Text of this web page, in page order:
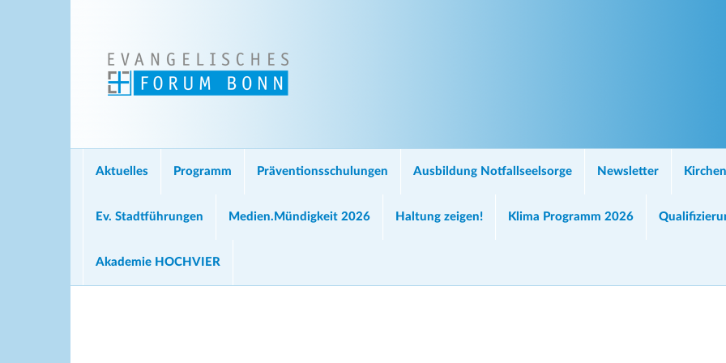
Aktuelles Programm Präventionsschulungen Ausbildung Notfallseelsorge Newsletter
Ev. Stadtführungen Medien.Mündigkeit 2026 Haltung zeigen! Klima Programm 2026
Akademie HOCHVIER